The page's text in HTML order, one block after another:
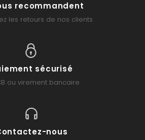
recommandent
les retours de nos clients
sécurisé
ou virement bancaire
nous